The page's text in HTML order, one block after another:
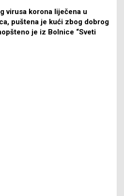
virusa korona liječena u
puštena je kući zbog dobrog
je iz Bolnice “Sveti